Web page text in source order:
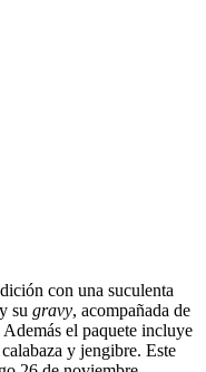
con una suculenta
su gravy, acompañada de
el paquete incluye
y jengibre. Este